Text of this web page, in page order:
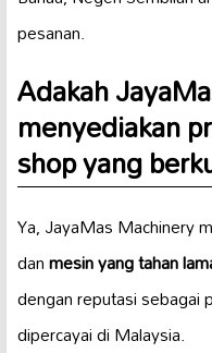
pesanan.
Adakah
menyediakan
shop yang
Ya, JayaMas Machinery
danmesin yang tahan
dengan reputasi sebagai
dipercayai di Malaysia.